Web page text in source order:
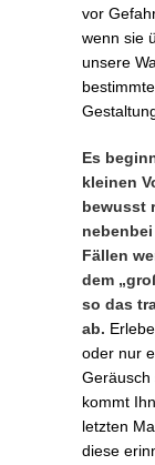
vor
wenn sie
unsere
Es
kleinen
bewusst
Fällen
dem
so das
ab.
oder nur
Geräusch
kommt
letzten
diese